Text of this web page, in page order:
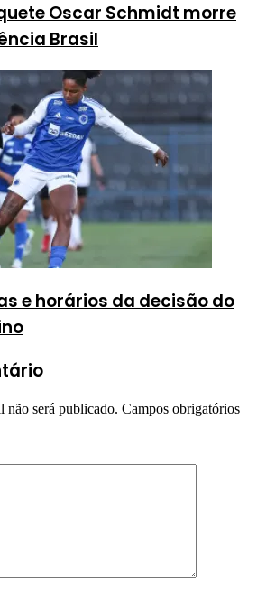
Oscar Schmidt morre
Brasil
e horários da decisão do
não será publicado. Campos obrigatórios